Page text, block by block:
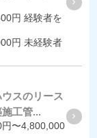
円 経験者を
円 未経験者
ウスのリース
工管...
〜4,800,000